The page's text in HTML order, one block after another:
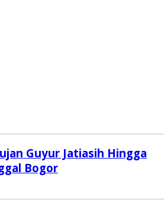
Guyur Jatiasih Hingga
Bogor